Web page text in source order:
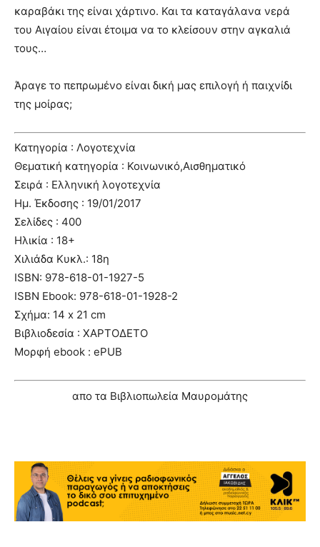
καραβάκι της είναι χάρτινο. Και τα καταγάλανα νερά
του Αιγαίου είναι έτοιμα να το κλείσουν στην αγκαλιά
τους…
Άραγε το πεπρωμένο είναι δική μας επιλογή ή παιχνίδι
της μοίρας;
Κατηγορία : Λογοτεχνία
Θεματική κατηγορία : Κοινωνικό,Αισθηματικό
Σειρά : Ελληνική λογοτεχνία
Ημ. Έκδοσης : 19/01/2017
Σελίδες : 400
Ηλικία : 18+
Χιλιάδα Κυκλ.: 18η
ISBN: 978-618-01-1927-5
ISBN Ebook: 978-618-01-1928-2
Σχήμα: 14 x 21 cm
Βιβλιοδεσία : ΧΑΡΤΟΔΕΤΟ
Μορφή ebook : ePUB
απο τα Βιβλιοπωλεία Μαυρομάτης